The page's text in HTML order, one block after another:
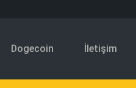
Dogecoin İletişim